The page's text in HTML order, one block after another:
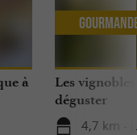
à
Les
déguster
4,7 km -